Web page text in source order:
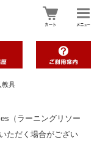
教具
（ラーニングリソー
ただく場合がござい